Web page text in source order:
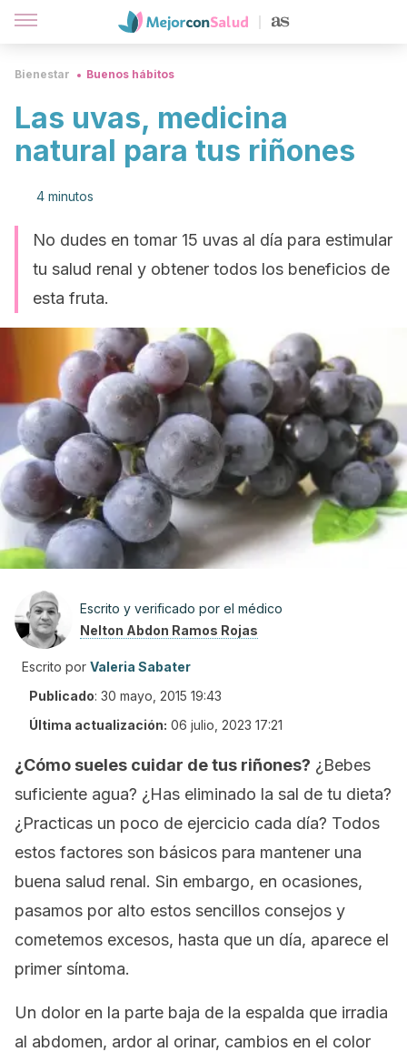
Bienestar Buenos hábitos
Las uvas, medicina
natural para tus riñones
4 minutos
No dudes en tomar 15 uvas al día para estimular
tu salud renal y obtener todos los beneficios de
esta fruta.
Escrito y verificado por el médico
Nelton Abdon Ramos Rojas
Escrito por Valeria Sabater
Publicado: 30 mayo, 2015 19:43
Última actualización: 06 julio, 2023 17:21
¿Cómo sueles cuidar de tus riñones? ¿Bebes
suficiente agua? ¿Has eliminado la sal de tu dieta?
¿Practicas un poco de ejercicio cada día? Todos
estos factores son básicos para mantener una
buena salud renal. Sin embargo, en ocasiones,
pasamos por alto estos sencillos consejos y
cometemos excesos, hasta que un día, aparece el
primer síntoma.
Un dolor en la parte baja de la espalda que irradia
al abdomen, ardor al orinar, cambios en el color